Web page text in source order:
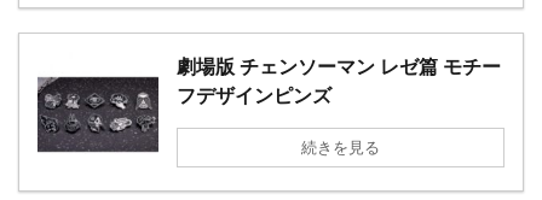
劇場版 チェンソーマン レゼ篇 モチー
フデザインピンズ
続きを見る